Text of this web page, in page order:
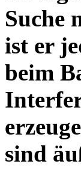
Suche
ist er
beim
sind